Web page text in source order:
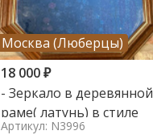
Москва (Люберцы)
18 000₽
- Зеркало в деревянной
раме( латунь) в стиле
Артикул: N3996